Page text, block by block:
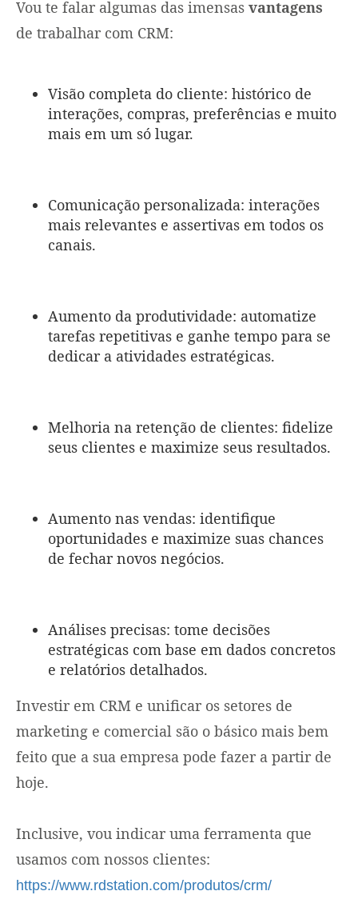
Vou te falar algumas das imensas vantagens
de trabalhar com CRM:
Visão completa do cliente: histórico de
interações, compras, preferências e muito
mais em um só lugar.
Comunicação personalizada: interações
mais relevantes e assertivas em todos os
canais.
Aumento da produtividade: automatize
tarefas repetitivas e ganhe tempo para se
dedicar a atividades estratégicas.
Melhoria na retenção de clientes: fidelize
seus clientes e maximize seus resultados.
Aumento nas vendas: identifique
oportunidades e maximize suas chances
de fechar novos negócios.
Análises precisas: tome decisões
estratégicas com base em dados concretos
e relatórios detalhados.
Investir em CRM e unificar os setores de
marketing e comercial são o básico mais bem
feito que a sua empresa pode fazer a partir de
hoje.
Inclusive, vou indicar uma ferramenta que
usamos com nossos clientes:
https://www.rdstation.com/produtos/crm/